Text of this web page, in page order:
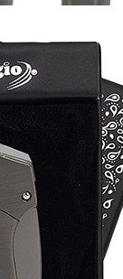
/
belüli